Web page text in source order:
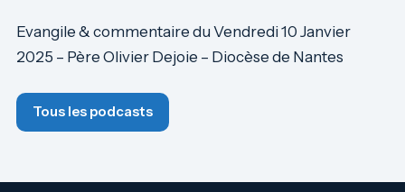
Evangile & commentaire du Vendredi 10 Janvier
2025 – Père Olivier Dejoie – Diocèse de Nantes
Tous les podcasts